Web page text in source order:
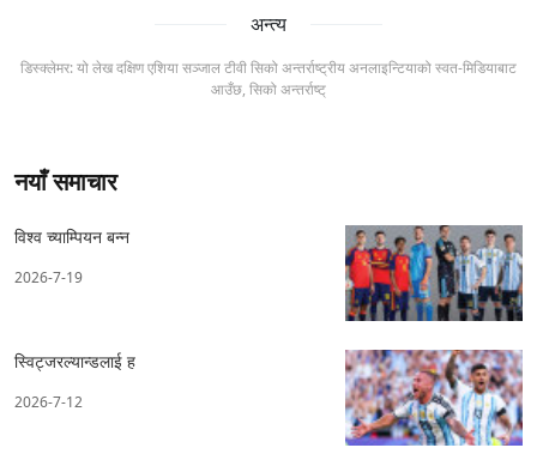
अन्त्य
डिस्क्लेमर: यो लेख दक्षिण एशिया सञ्जाल टीवी सिको अन्तर्राष्ट्रीय अनलाइन्टियाको स्वत-मिडियाबाट
आउँछ, सिको अन्तर्राष्ट्
नयाँ समाचार
विश्व च्याम्पियन बन्न
2026-7-19
स्विट्जरल्यान्डलाई ह
2026-7-12